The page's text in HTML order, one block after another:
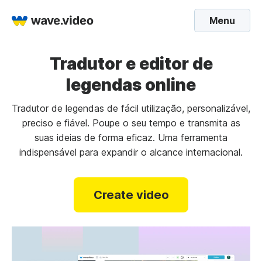
Menu
Tradutor e editor de
legendas online
Tradutor de legendas de fácil utilização, personalizável,
preciso e fiável. Poupe o seu tempo e transmita as
suas ideias de forma eficaz. Uma ferramenta
indispensável para expandir o alcance internacional.
Create video